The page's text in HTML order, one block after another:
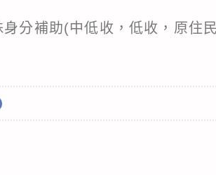
分補助(中低收，低收，原住